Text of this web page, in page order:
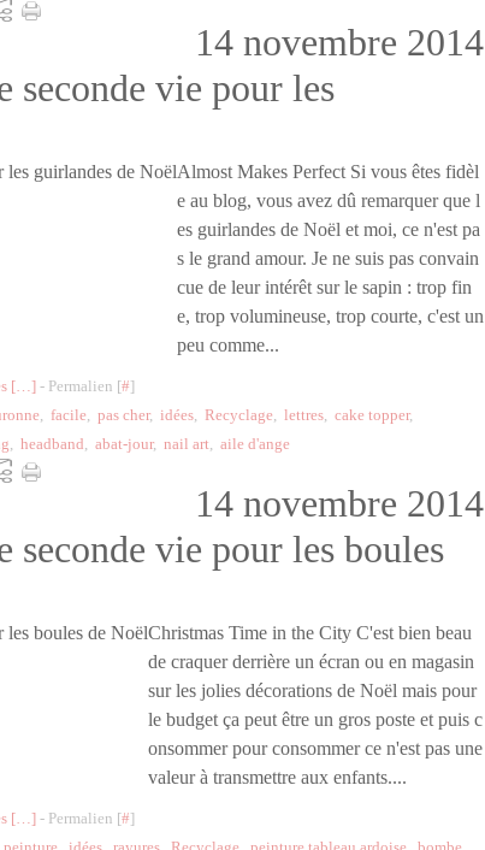
14 novembre 2014
seconde vie pour les
Almost Makes Perfect Si vous êtes fidèl
e au blog, vous avez dû remarquer que l
es guirlandes de Noël et moi, ce n'est pa
s le grand amour. Je ne suis pas convain
cue de leur intérêt sur le sapin : trop fin
e, trop volumineuse, trop courte, c'est un
peu comme...
[…] - Permalien [#]
, facile, pas cher, idées, Recyclage, lettres, cake topper,
, headband, abat-jour, nail art, aile d'ange
14 novembre 2014
seconde vie pour les boules
Christmas Time in the City C'est bien beau
de craquer derrière un écran ou en magasin
sur les jolies décorations de Noël mais pour
le budget ça peut être un gros poste et puis c
onsommer pour consommer ce n'est pas une
valeur à transmettre aux enfants....
[…] - Permalien [#]